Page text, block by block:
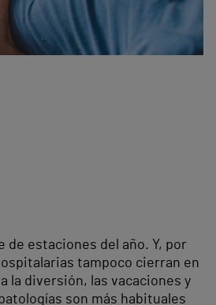
de estaciones del año. Y, por
tampoco cierran en
la diversión, las vacaciones y
son más habituales